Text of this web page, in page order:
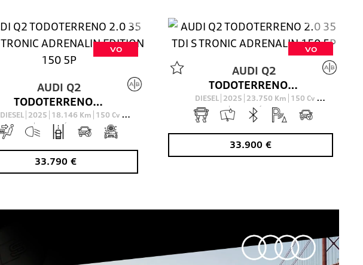
VO
AUDI Q2
TODOTERRENO 2.0 35 TDI S TRONIC ADRENALIN EDITION 150 5P
DIESEL 2025 18.146 Km 150 Cv
AUTOMÁTICO
33.790 €
VO
AUDI Q2
TODOTERRENO 2.0 35 TDI S TRONIC ADRENALIN 150 5P
DIESEL 2025 23.750 Km 150 Cv
AUTOMÁTICO
33.900 €